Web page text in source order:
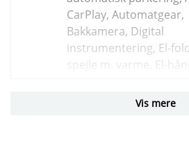
CarPlay, Automatgear,
Bakkamera, Digital
instrumentering, El-
spejle m. varme, El-
centrallås, Klimaanlæg
Vis mere